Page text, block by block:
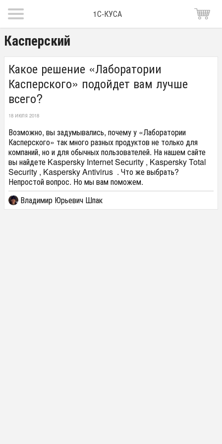
1С-КУСА
Касперский
Какое решение «Лаборатории
Касперского» подойдет вам лучше
всего?
18 ИЮЛЯ 2018
Возможно, вы задумывались, почему у «Лаборатории
Касперского» так много разных продуктов не только для
компаний, но и для обычных пользователей. На нашем сайте
вы найдете Kaspersky Internet Security , Kaspersky Total
Security , Kaspersky Antivirus . Что же выбрать?
Непростой вопрос. Но мы вам поможем.
Владимир Юрьевич Шпак